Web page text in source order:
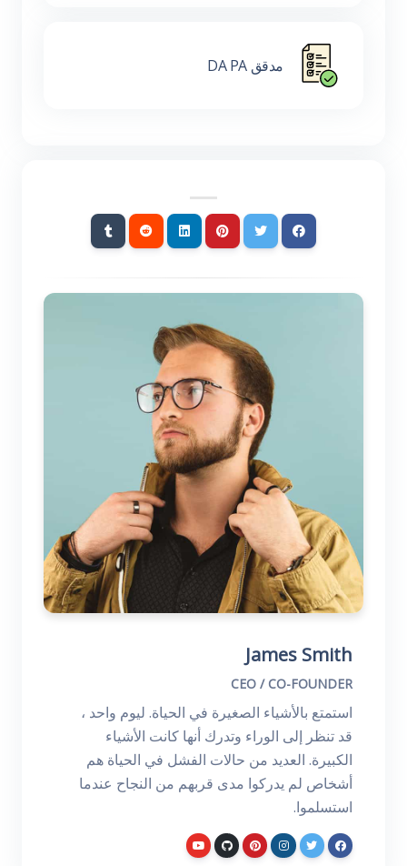
مدقق DA PA
James Smith
CEO / CO-FOUNDER
استمتع بالأشياء الصغيرة في الحياة. ليوم واحد ،
قد تنظر إلى الوراء وتدرك أنها كانت الأشياء
الكبيرة. العديد من حالات الفشل في الحياة هم
أشخاص لم يدركوا مدى قربهم من النجاح عندما
استسلموا.